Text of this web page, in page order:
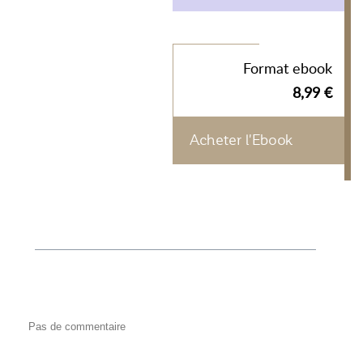
Format ebook
8,99 €
Acheter l'Ebook
Pas de commentaire